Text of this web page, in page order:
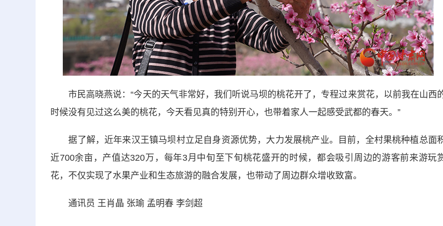
市民高晓燕说：“今天的天气非常好，我们听说马坝的桃花开了，专程过来赏花，以前我在山西
时候没有见过这么美的桃花，今天看见真的特别开心，也带着家人一起感受武都的春天。”
据了解，近年来汉王镇马坝村立足自身资源优势，大力发展桃产业。目前，全村果桃种植总面
近700余亩，产值达320万，每年3月中旬至下旬桃花盛开的时候，都会吸引周边的游客前来游玩
花，不仅实现了水果产业和生态旅游的融合发展，也带动了周边群众增收致富。
通讯员 王肖晶 张瑜 孟明春 李剑超